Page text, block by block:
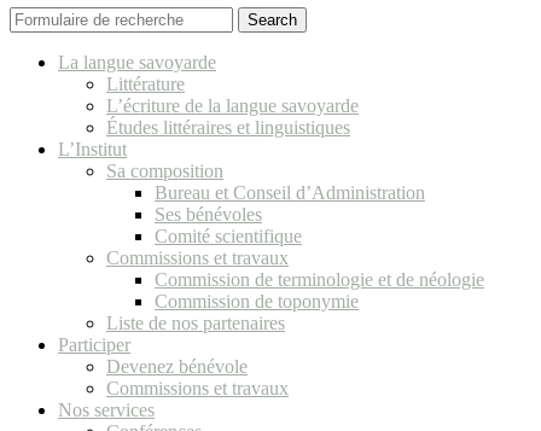
Search
La langue savoyarde
Littérature
L’écriture de la langue savoyarde
Études littéraires et linguistiques
L’Institut
Sa composition
Bureau et Conseil d’Administration
Ses bénévoles
Comité scientifique
Commissions et travaux
Commission de terminologie et de néologie
Commission de toponymie
Liste de nos partenaires
Participer
Devenez bénévole
Commissions et travaux
Nos services